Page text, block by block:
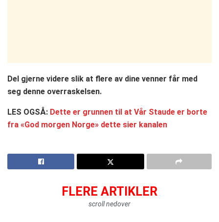
Del gjerne videre slik at flere av dine venner får med
seg denne overraskelsen.
LES OGSÅ: Dette er grunnen til at Vår Staude er borte
fra «God morgen Norge» dette sier kanalen
FLERE ARTIKLER
scroll nedover